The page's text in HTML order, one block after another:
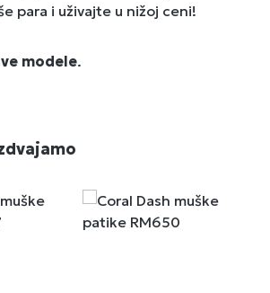
para i uživajte u nižoj ceni!
modele.
proizvoda